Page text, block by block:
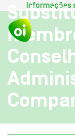
Informações